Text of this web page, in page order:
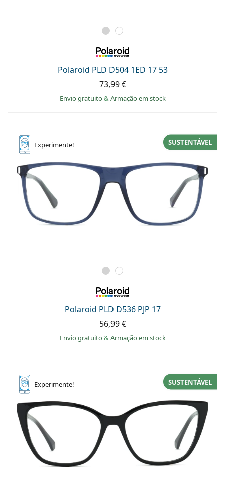
Polaroid PLD D504 1ED 17 53
73,99 €
Envio gratuito& Armação em stock
Experimente!
Polaroid PLD D536 PJP 17
SUSTENTÁVEL
56,99 €
Envio gratuito& Armação em stock
Experimente! SUSTENTÁVEL